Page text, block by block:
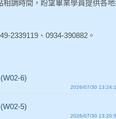
調時間，盼望畢業學員提供各
2339119、0934-390882。
6)
2026/07/30
5)
2026/07/30